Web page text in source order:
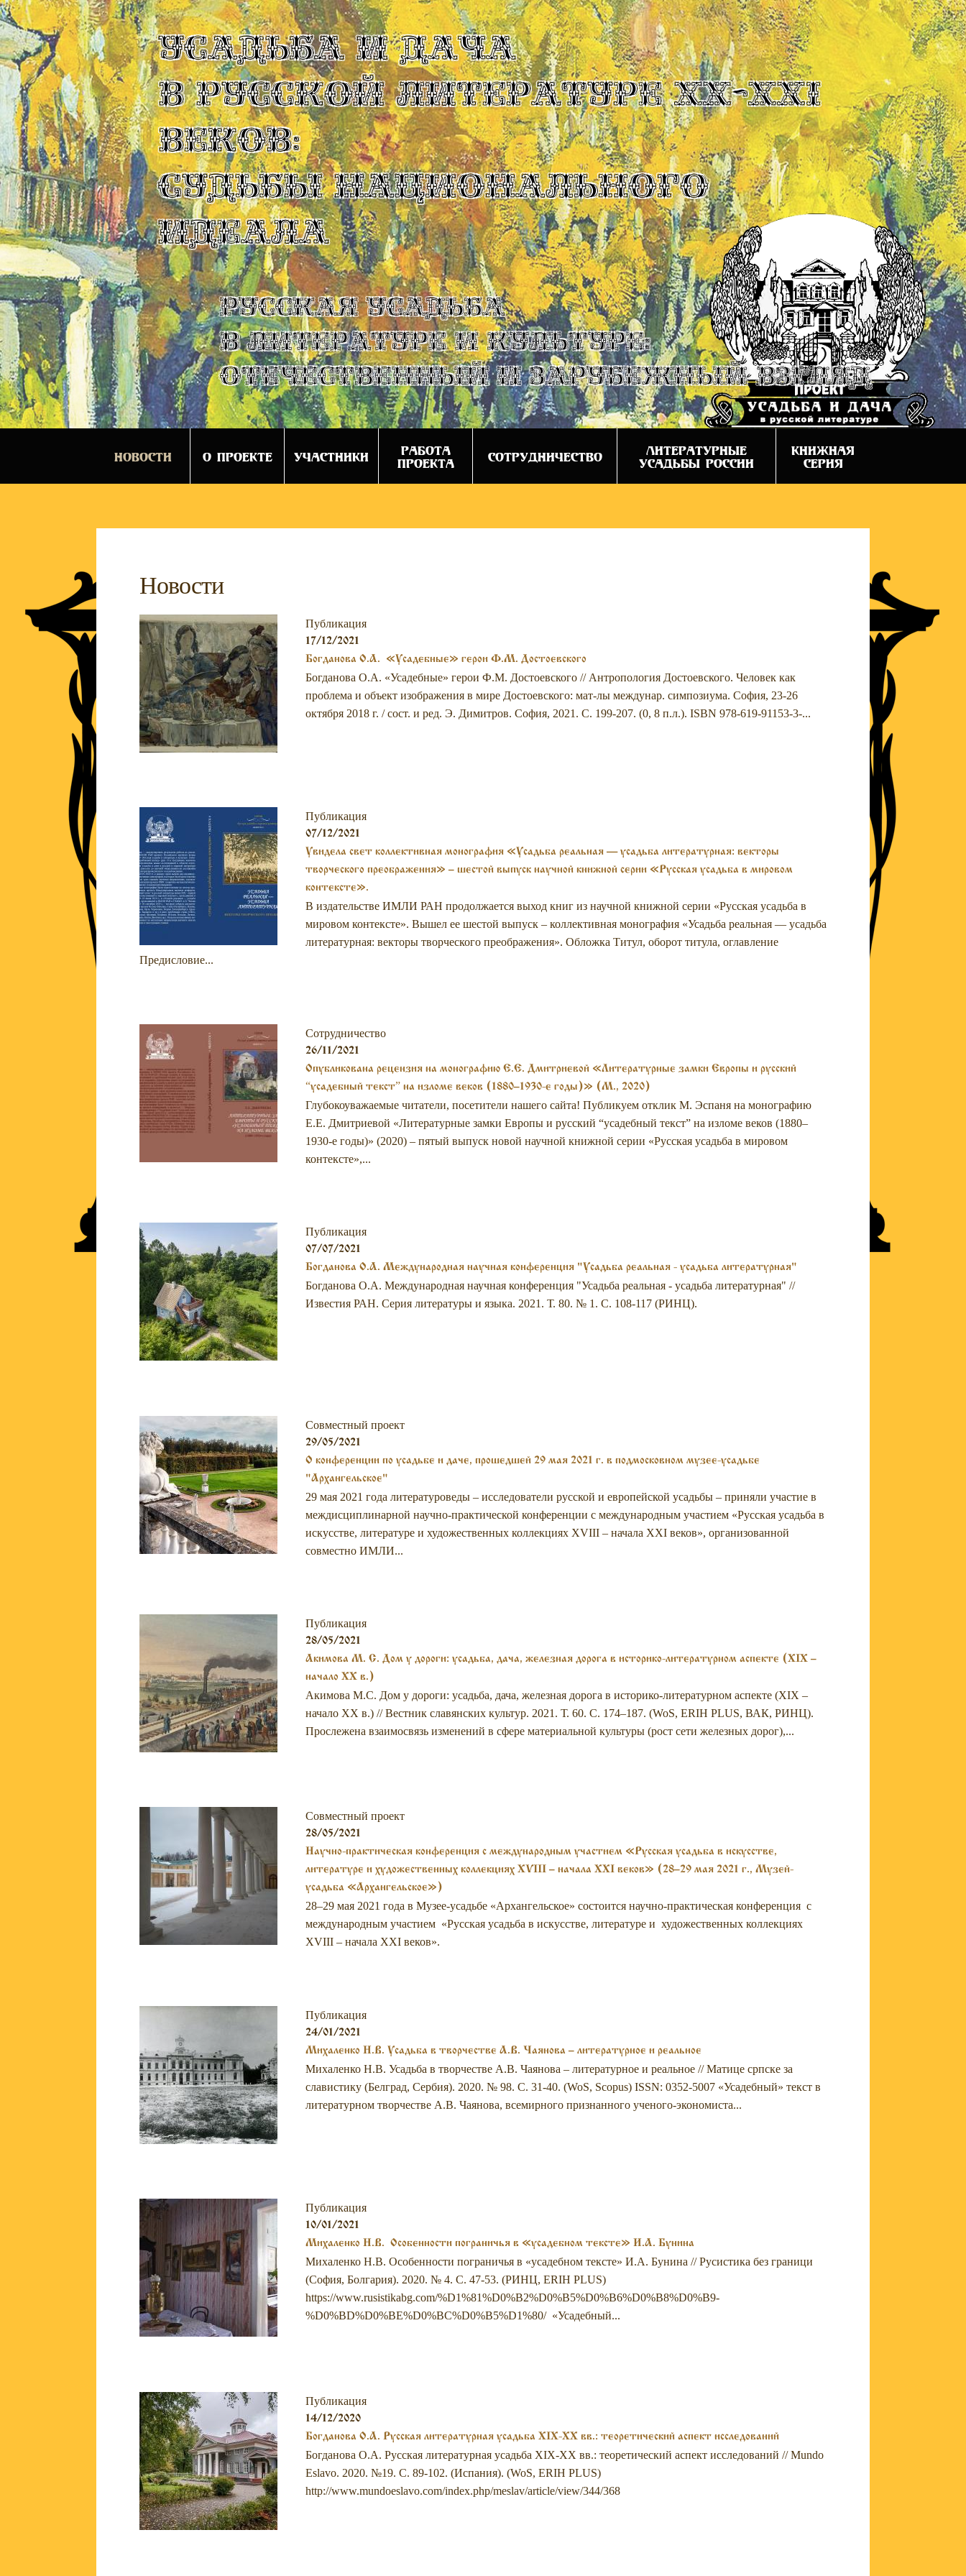
УСАДЬБА И ДАЧА
В РУССКОЙ ЛИТЕРАТУРЕ XX-XXI
ВЕКОВ:
СУДЬБЫ НАЦИОНАЛЬНОГО
ИДЕАЛА
Русская усадьба
в литературе и культуре:
отечественный и зарубежный взгляд
НОВОСТИ О ПРОЕКТЕ УЧАСТНИКИ
РАБОТА
ПРОЕКТА
СОТРУДНИЧЕСТВО
ЛИТЕРАТУРНЫЕ
УСАДЬБЫ РОССИИ
КНИЖНАЯ
СЕРИЯ
Новости
Публикация
17/12/2021
Богданова О.А. «Усадебные» герои Ф.М. Достоевского
Богданова О.А. «Усадебные» герои Ф.М. Достоевского // Антропология Достоевского. Человек как
проблема и объект изображения в мире Достоевского: мат-лы междунар. симпозиума. София, 23-26
октября 2018 г. / сост. и ред. Э. Димитров. София, 2021. С. 199-207. (0, 8 п.л.). ISBN 978-619-91153-3-...
Публикация
07/12/2021
Увидела свет коллективная монография «Усадьба реальная — усадьба литературная: векторы
творческого преображения» – шестой выпуск научной книжной серии «Русская усадьба в мировом
контексте».
В издательстве ИМЛИ РАН продолжается выход книг из научной книжной серии «Русская усадьба в
мировом контексте». Вышел ее шестой выпуск – коллективная монография «Усадьба реальная — усадьба
литературная: векторы творческого преображения». Обложка Титул, оборот титула, оглавление
Предисловие...
Сотрудничество
26/11/2021
Опубликована рецензия на монографию Е.Е. Дмитриевой «Литературные замки Европы и русский
“усадебный текст” на изломе веков (1880–1930-е годы)» (М., 2020)
Глубокоуважаемые читатели, посетители нашего сайта! Публикуем отклик М. Эспаня на монографию
Е.Е. Дмитриевой «Литературные замки Европы и русский “усадебный текст” на изломе веков (1880–
1930-е годы)» (2020) – пятый выпуск новой научной книжной серии «Русская усадьба в мировом
контексте»,...
Публикация
07/07/2021
Богданова О.А. Международная научная конференция "Усадьба реальная - усадьба литературная"
Богданова О.А. Международная научная конференция "Усадьба реальная - усадьба литературная" //
Известия РАН. Серия литературы и языка. 2021. Т. 80. № 1. С. 108-117 (РИНЦ).
Совместный проект
29/05/2021
О конференции по усадьбе и даче, прошедшей 29 мая 2021 г. в подмосковном музее-усадьбе
"Архангельское"
29 мая 2021 года литературоведы – исследователи русской и европейской усадьбы – приняли участие в
междисциплинарной научно-практической конференции с международным участием «Русская усадьба в
искусстве, литературе и художественных коллекциях XVIII – начала XXI веков», организованной
совместно ИМЛИ...
Публикация
28/05/2021
Акимова М. С. Дом у дороги: усадьба, дача, железная дорога в историко-литературном аспекте (XIX –
начало XX в.)
Акимова М.С. Дом у дороги: усадьба, дача, железная дорога в историко-литературном аспекте (XIX –
начало XX в.) // Вестник славянских культур. 2021. Т. 60. С. 174–187. (WoS, ERIH PLUS, ВАК, РИНЦ).
Прослежена взаимосвязь изменений в сфере материальной культуры (рост сети железных дорог),...
Совместный проект
28/05/2021
Научно-практическая конференция с международным участием «Русская усадьба в искусстве,
литературе и художественных коллекциях XVIII – начала XXI веков» (28–29 мая 2021 г., Музей-
усадьба «Архангельское»)
28–29 мая 2021 года в Музее-усадьбе «Архангельское» состоится научно-практическая конференция с
международным участием «Русская усадьба в искусстве, литературе и художественных коллекциях
XVIII – начала XXI веков».
Публикация
24/01/2021
Михаленко Н.В. Усадьба в творчестве А.В. Чаянова – литературное и реальное
Михаленко Н.В. Усадьба в творчестве А.В. Чаянова – литературное и реальное // Матице српске за
славистику (Белград, Сербия). 2020. № 98. С. 31-40. (WoS, Scopus) ISSN: 0352-5007 «Усадебный» текст в
литературном творчестве А.В. Чаянова, всемирного признанного ученого-экономиста...
Публикация
10/01/2021
Михаленко Н.В. Особенности пограничья в «усадебном тексте» И.А. Бунина
Михаленко Н.В. Особенности пограничья в «усадебном тексте» И.А. Бунина // Русистика без граници
(София, Болгария). 2020. № 4. С. 47-53. (РИНЦ, ERIH PLUS)
https://www.rusistikabg.com/%D1%81%D0%B2%D0%B5%D0%B6%D0%B8%D0%B9-
%D0%BD%D0%BE%D0%BC%D0%B5%D1%80/ «Усадебный...
Публикация
14/12/2020
Богданова О.А. Русская литературная усадьба XIX-XX вв.: теоретический аспект исследований
Богданова О.А. Русская литературная усадьба XIX-XX вв.: теоретический аспект исследований // Mundo
Eslavo. 2020. №19. С. 89-102. (Испания). (WoS, ERIH PLUS)
http://www.mundoeslavo.com/index.php/meslav/article/view/344/368